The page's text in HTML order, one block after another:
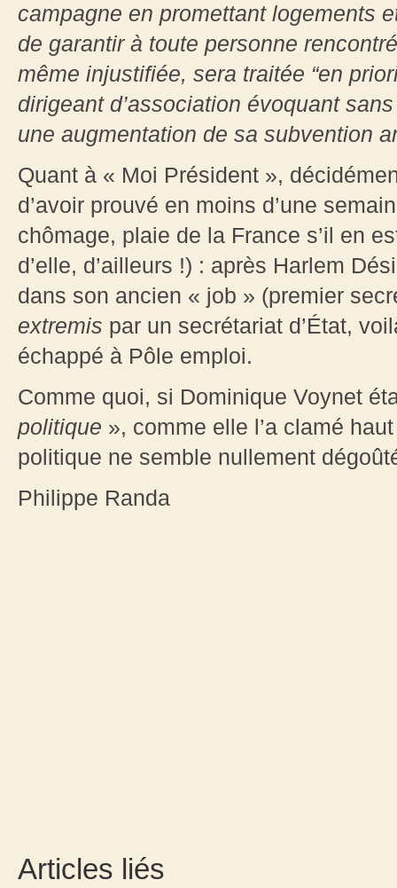
campagne en promettant logements
de garantir à toute personne
même injustifiée, sera traitée “en
dirigeant d’association évoquant
une augmentation de sa subvention
Quant à « Moi Président »,
d’avoir prouvé en moins d’une
chômage, plaie de la France s’il en
d’elle, d’ailleurs !) : après Harlem
dans son ancien « job » (premier
extremis par un secrétariat d’État,
échappé à Pôle emploi.
Comme quoi, si Dominique Voynet
politique », comme elle l’a clamé
politique ne semble nullement
Philippe Randa
Articles liés